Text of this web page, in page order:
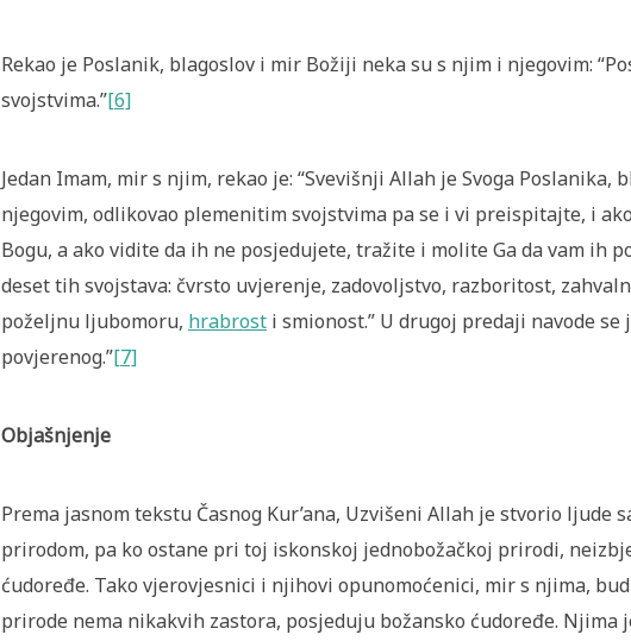
Rekao je Poslanik, blagoslov i mir Božiji neka su s njim i njegovim:
svojstvima.”[6]
Jedan Imam, mir s njim, rekao je: “Svevišnji Allah je Svoga
njegovim, odlikovao plemenitim svojstvima pa se i vi preispitajte, i
Bogu, a ako vidite da ih ne posjedujete, tražite i molite Ga da vam ih
deset tih svojstava: čvrsto uvjerenje, zadovoljstvo, razboritost,
poželjnu ljubomoru, hrabrost i smionost.” U drugoj predaji navode se
povjerenog.”[7]
Objašnjenje
Prema jasnom tekstu Časnog Kur’ana, Uzvišeni Allah je stvorio ljude
prirodom, pa ko ostane pri toj iskonskoj jednobožačkoj prirodi,
ćudoređe. Tako vjerovjesnici i njihovi opunomoćenici, mir s njima,
prirode nema nikakvih zastora, posjeduju božansko ćudoređe. Njima